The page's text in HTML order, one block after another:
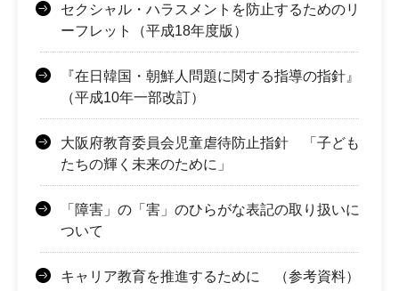
セクシャル・ハラスメントを防止するためのリ
ーフレット（平成18年度版）
『在日韓国・朝鮮人問題に関する指導の指針』
（平成10年一部改訂）
大阪府教育委員会児童虐待防止指針 「子ども
たちの輝く未来のために」
「障害」の「害」のひらがな表記の取り扱いに
ついて
キャリア教育を推進するために （参考資料）